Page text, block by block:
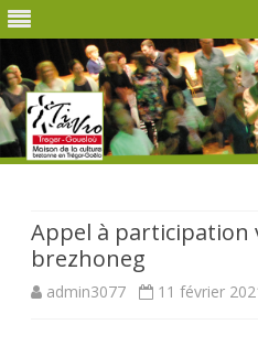
Appel à participation
brezhoneg
admin3077 11 février